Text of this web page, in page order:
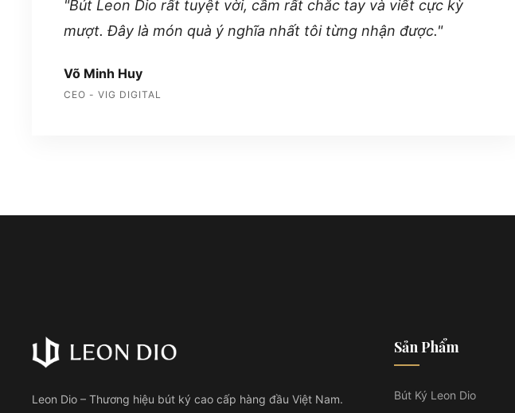
"Bút Leon Dio rất tuyệt vời, cầm rất chắc tay và viết cực kỳ
mượt. Đây là món quà ý nghĩa nhất tôi từng nhận được."
Võ Minh Huy
CEO - VIG DIGITAL
Leon Dio – Thương hiệu bút ký cao cấp hàng đầu Việt Nam.
Sản Phẩm
Bút Ký Leon Dio